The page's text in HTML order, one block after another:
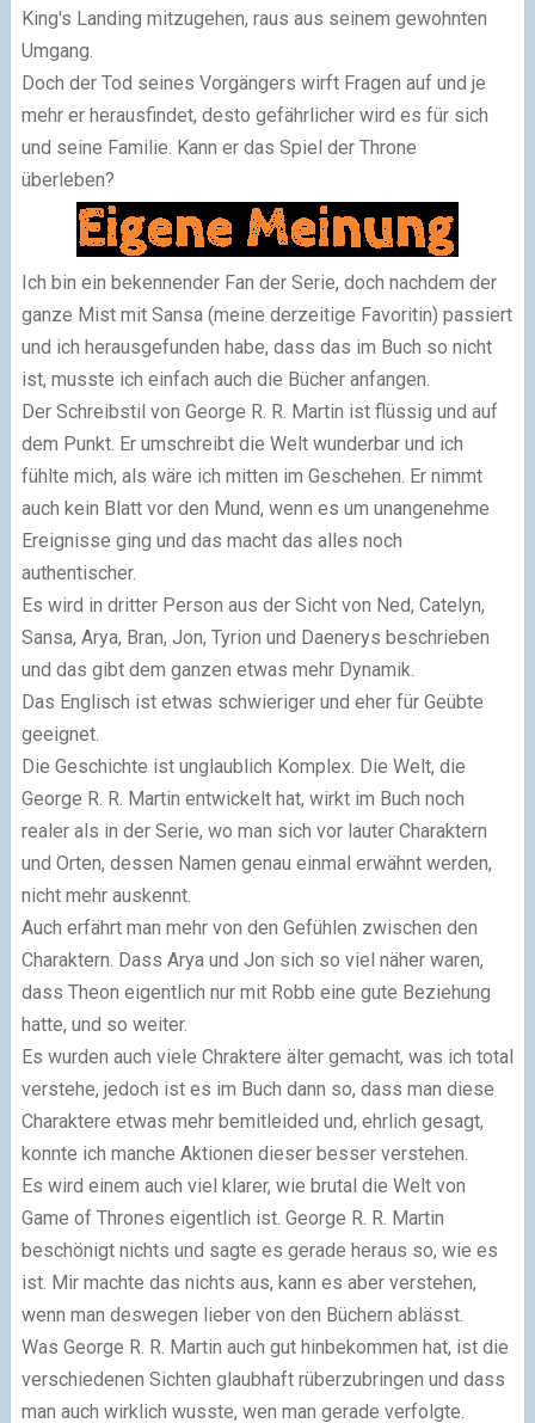
King's Landing mitzugehen, raus aus seinem gewohnten
Umgang.
Doch der Tod seines Vorgängers wirft Fragen auf und je
mehr er herausfindet, desto gefährlicher wird es für sich
und seine Familie. Kann er das Spiel der Throne
überleben?
Ich bin ein bekennender Fan der Serie, doch nachdem der
ganze Mist mit Sansa (meine derzeitige Favoritin) passiert
und ich herausgefunden habe, dass das im Buch so nicht
ist, musste ich einfach auch die Bücher anfangen.
Der Schreibstil von George R. R. Martin ist flüssig und auf
dem Punkt. Er umschreibt die Welt wunderbar und ich
fühlte mich, als wäre ich mitten im Geschehen. Er nimmt
auch kein Blatt vor den Mund, wenn es um unangenehme
Ereignisse ging und das macht das alles noch
authentischer.
Es wird in dritter Person aus der Sicht von Ned, Catelyn,
Sansa, Arya, Bran, Jon, Tyrion und Daenerys beschrieben
und das gibt dem ganzen etwas mehr Dynamik.
Das Englisch ist etwas schwieriger und eher für Geübte
geeignet.
Die Geschichte ist unglaublich Komplex. Die Welt, die
George R. R. Martin entwickelt hat, wirkt im Buch noch
realer als in der Serie, wo man sich vor lauter Charaktern
und Orten, dessen Namen genau einmal erwähnt werden,
nicht mehr auskennt.
Auch erfährt man mehr von den Gefühlen zwischen den
Charaktern. Dass Arya und Jon sich so viel näher waren,
dass Theon eigentlich nur mit Robb eine gute Beziehung
hatte, und so weiter.
Es wurden auch viele Chraktere älter gemacht, was ich total
verstehe, jedoch ist es im Buch dann so, dass man diese
Charaktere etwas mehr bemitleided und, ehrlich gesagt,
konnte ich manche Aktionen dieser besser verstehen.
Es wird einem auch viel klarer, wie brutal die Welt von
Game of Thrones eigentlich ist. George R. R. Martin
beschönigt nichts und sagte es gerade heraus so, wie es
ist. Mir machte das nichts aus, kann es aber verstehen,
wenn man deswegen lieber von den Büchern ablässt.
Was George R. R. Martin auch gut hinbekommen hat, ist die
verschiedenen Sichten glaubhaft rüberzubringen und dass
man auch wirklich wusste, wen man gerade verfolgte.